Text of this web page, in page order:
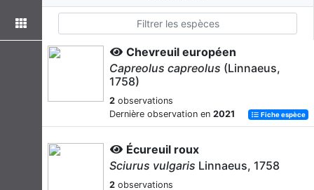
Chevreuil européen
Capreolus capreolus (Linnaeus,
1758)
2 observations
Dernière observation en 2021 Fiche espèce
Écureuil roux
Sciurus vulgaris Linnaeus, 1758
2 observations